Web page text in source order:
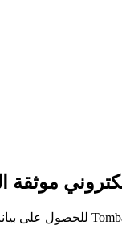
موثقة